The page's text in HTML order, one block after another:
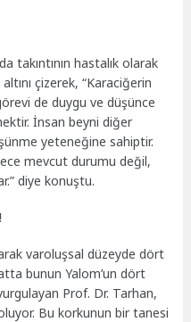
takıntının hastalık olarak
çizerek, “Karaciğerin
de duygu ve düşünce
İnsan beyni diğer
yeteneğine sahiptir.
mevcut durumu değil,
diye konuştu.
varoluşsal düzeyde dört
bunun Yalom’un dört
Prof. Dr. Tarhan,
Bu korkunun bir tanesi